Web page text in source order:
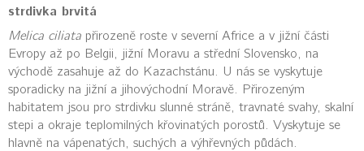
strdivka brvitá
Melica ciliata přirozeně roste v severní Africe a v jižní části
Evropy až po Belgii, jižní Moravu a střední Slovensko, na
východě zasahuje až do Kazachstánu. U nás se vyskytuje
sporadicky na jižní a jihovýchodní Moravě. Přirozeným
habitatem jsou pro strdivku slunné stráně, travnaté svahy, skalní
stepi a okraje teplomilných křovinatých porostů. Vyskytuje se
hlavně na vápenatých, suchých a výhřevných půdách.